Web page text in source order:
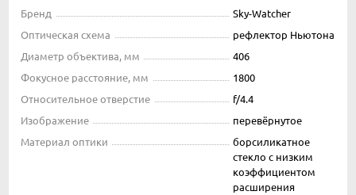
Бренд
Sky-Watcher
Оптическая схема
рефлектор Ньютона
Диаметр объектива, мм
406
Фокусное расстояние, мм
1800
Относительное отверстие
f/4.4
Изображение
перевёрнутое
Материал оптики
борсиликатное
стекло с низким
коэффициентом
расширения